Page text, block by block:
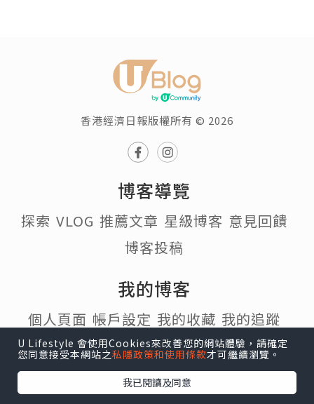
香港經濟日報版權所有 © 2026
博客導覽
探索 VLOG 推薦文章 星級博客 意見回饋
博客投稿
我的博客
個人頁面 帳戶設定 我的收藏 我的追蹤
我的博客
熱門話題
U Lifestyle 會使用Cookies來改善您的網站體驗，請確定
您同意接受本網站之私隱政策和使用條款才可繼續瀏覽。
我已閱讀及同意